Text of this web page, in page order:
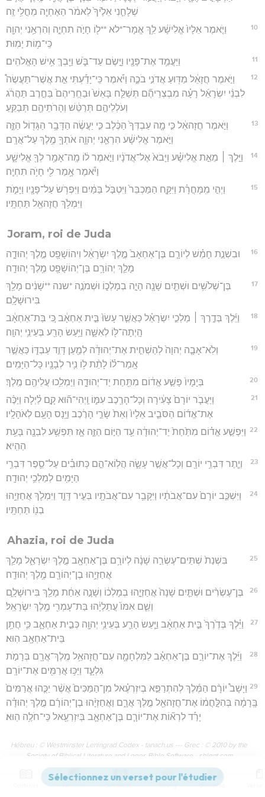
שְׁלָחַ֤נִי אֵלֶ֙יךָ֙ לֵאמֹ֔ר הַאֶחְיֶ֖ה מֵחֳלִ֥י זֶֽה׃
10
וַיֹּ֤אמֶר אֵלָיו֙ אֱלִישָׁ֔ע לֵ֥ךְ אֱמָר־*לא **ל֖וֹ חָיֹ֣ה תִחְיֶ֑ה וְהִרְאַ֥נִי יְהוָ֖ה
כִּֽי־מ֥וֹת יָמֽוּת׃
11 וַיַּעֲמֵ֥ד אֶת־פָּנָ֖יו וַיָּ֣שֶׂם עַד־בֹּ֑שׁ וַיֵּ֖בְךְּ אִ֥ישׁ הָאֱלֹהִֽים׃
12
וַיֹּ֣אמֶר חֲזָאֵ֔ל מַדּ֖וּעַ אֲדֹנִ֣י בֹכֶ֑ה וַיֹּ֡אמֶר כִּֽי־יָדַ֡עְתִּי אֵ֣ת אֲשֶׁר־תַּעֲשֶׂה֩
לִבְנֵ֨י יִשְׂרָאֵ֜ל רָעָ֗ה מִבְצְרֵיהֶ֞ם תְּשַׁלַּ֤ח בָּאֵשׁ֙ וּבַחֻֽרֵיהֶם֙ בַּחֶ֣רֶב תַּהֲרֹ֔ג
וְעֹלְלֵיהֶ֣ם תְּרַטֵּ֔שׁ וְהָרֹתֵיהֶ֖ם תְּבַקֵּֽעַ׃
13
וַיֹּ֣אמֶר חֲזָהאֵ֔ל כִּ֣י מָ֤ה עַבְדְּךָ֙ הַכֶּ֔לֶב כִּ֣י יַעֲשֶׂ֔ה הַדָּבָ֥ר הַגָּד֖וֹל הַזֶּ֑ה
וַיֹּ֣אמֶר אֱלִישָׁ֔ע הִרְאַ֧נִי יְהוָ֛ה אֹתְךָ֖ מֶ֥לֶךְ עַל־אֲרָֽם׃
14
וַיֵּ֣לֶךְ ׀ מֵאֵ֣ת אֱלִישָׁ֗ע וַיָּבֹא֙ אֶל־אֲדֹנָ֔יו וַיֹּ֣אמֶר ל֔וֹ מָֽה־אָמַ֥ר לְךָ֖ אֱלִישָׁ֑ע
וַיֹּ֕אמֶר אָ֥מַר לִ֖י חָיֹ֥ה תִחְיֶֽה׃
15
וַיְהִ֣י מִֽמָּחֳרָ֗ת וַיִּקַּ֤ח הַמַּכְבֵּר֙ וַיִּטְבֹּ֣ל בַּמַּ֔יִם וַיִּפְרֹ֥שׂ עַל־פָּנָ֖יו וַיָּמֹ֑ת
וַיִּמְלֹ֥ךְ חֲזָהאֵ֖ל תַּחְתָּֽיו׃
Joram, roi de Juda
16
וּבִשְׁנַ֣ת חָמֵ֗שׁ לְיוֹרָ֤ם בֶּן־אַחְאָב֙ מֶ֣לֶךְ יִשְׂרָאֵ֔ל וִיהוֹשָׁפָ֖ט מֶ֣לֶךְ יְהוּדָ֑ה
מָלַ֛ךְ יְהוֹרָ֥ם בֶּן־יְהוֹשָׁפָ֖ט מֶ֥לֶךְ יְהוּדָֽה׃
17
בֶּן־שְׁלֹשִׁ֥ים וּשְׁתַּ֛יִם שָׁנָ֖ה הָיָ֣ה בְמָלְכ֑וֹ וּשְׁמֹנֶ֣ה *שנה **שָׁנִ֔ים מָלַ֖ךְ
בִּירוּשָׁלִָֽם׃
18
וַיֵּ֜לֶךְ בְּדֶ֣רֶךְ ׀ מַלְכֵ֣י יִשְׂרָאֵ֗ל כַּאֲשֶׁ֤ר עָשׂוּ֙ בֵּ֣ית אַחְאָ֔ב כִּ֚י בַּת־אַחְאָ֔ב
הָֽיְתָה־לּ֖וֹ לְאִשָּׁ֑ה וַיַּ֥עַשׂ הָרַ֖ע בְּעֵינֵ֥י יְהוָֽה׃
19
וְלֹֽא־אָבָ֤ה יְהוָה֙ לְהַשְׁחִ֣ית אֶת־יְהוּדָ֔ה לְמַ֖עַן דָּוִ֣ד עַבְדּ֑וֹ כַּאֲשֶׁ֣ר
אָֽמַר־ל֗וֹ לָתֵ֨ת ל֥וֹ נִ֛יר לְבָנָ֖יו כָּל־הַיָּמִֽים׃
20 בְּיָמָיו֙ פָּשַׁ֣ע אֱד֔וֹם מִתַּ֖חַת יַד־יְהוּדָ֑ה וַיַּמְלִ֥כוּ עֲלֵיהֶ֖ם מֶֽלֶךְ׃
21
וַיַּעֲבֹ֤ר יוֹרָם֙ צָעִ֔ירָה וְכָל־הָרֶ֖כֶב עִמּ֑וֹ וַֽיְהִי־ה֞וּא קָ֣ם לַ֗יְלָה וַיַּכֶּ֨ה
אֶת־אֱד֜וֹם הַסֹּבֵ֤יב אֵלָיו֙ וְאֵת֙ שָׂרֵ֣י הָרֶ֔כֶב וַיָּ֥נָס הָעָ֖ם לְאֹהָלָֽיו׃
22
וַיִּפְשַׁ֣ע אֱד֗וֹם מִתַּ֙חַת֙ יַד־יְהוּדָ֔ה עַ֖ד הַיּ֣וֹם הַזֶּ֑ה אָ֛ז תִּפְשַׁ֥ע לִבְנָ֖ה בָּעֵ֥ת
הַהִֽיא׃
23
וְיֶ֛תֶר דִּבְרֵ֥י יוֹרָ֖ם וְכָל־אֲשֶׁ֣ר עָשָׂ֑ה הֲלֽוֹא־הֵ֣ם כְּתוּבִ֗ים עַל־סֵ֛פֶר דִּבְרֵ֥י
הַיָּמִ֖ים לְמַלְכֵ֥י יְהוּדָֽה׃
24
וַיִּשְׁכַּ֤ב יוֹרָם֙ עִם־אֲבֹתָ֔יו וַיִּקָּבֵ֥ר עִם־אֲבֹתָ֖יו בְּעִ֣יר דָּוִ֑ד וַיִּמְלֹ֛ךְ אֲחַזְיָ֥הוּ
בְנ֖וֹ תַּחְתָּֽיו׃
Ahazia, roi de Juda
25
בִּשְׁנַת֙ שְׁתֵּים־עֶשְׂרֵ֣ה שָׁנָ֔ה לְיוֹרָ֥ם בֶּן־אַחְאָ֖ב מֶ֣לֶךְ יִשְׂרָאֵ֑ל מָלַ֛ךְ
אֲחַזְיָ֥הוּ בֶן־יְהוֹרָ֖ם מֶ֥לֶךְ יְהוּדָֽה׃
26
בֶּן־עֶשְׂרִ֨ים וּשְׁתַּ֤יִם שָׁנָה֙ אֲחַזְיָ֣הוּ בְמָלְכ֔וֹ וְשָׁנָ֣ה אַחַ֔ת מָלַ֖ךְ בִּירוּשָׁלִָ֑ם
וְשֵׁ֤ם אִמּוֹ֙ עֲתַלְיָ֔הוּ בַּת־עָמְרִ֖י מֶ֥לֶךְ יִשְׂרָאֵֽל׃
27
וַיֵּ֗לֶךְ בְּדֶ֙רֶךְ֙ בֵּ֣ית אַחְאָ֔ב וַיַּ֧עַשׂ הָרַ֛ע בְּעֵינֵ֥י יְהוָ֖ה כְּבֵ֣ית אַחְאָ֑ב כִּ֛י חֲתַ֥ן
בֵּית־אַחְאָ֖ב הֽוּא׃
28
וַיֵּ֜לֶךְ אֶת־יוֹרָ֣ם בֶּן־אַחְאָ֗ב לַמִּלְחָמָ֛ה עִם־חֲזָהאֵ֥ל מֶֽלֶךְ־אֲרָ֖ם בְּרָמֹ֣ת
גִּלְעָ֑ד וַיַּכּ֥וּ אֲרַמִּ֖ים אֶת־יוֹרָֽם׃
29 וַיָּשָׁב֩ יוֹרָ֨ם הַמֶּ֜לֶךְ לְהִתְרַפֵּ֣א בְיִזְרְעֶ֗אל מִן־הַמַּכִּים֙ אֲשֶׁ֨ר יַכֻּ֤הוּ אֲרַמִּים֙
בָּֽרָמָ֔ה בְּהִלָּ֣חֲמ֔וֹ אֶת־חֲזָהאֵ֖ל מֶ֣לֶךְ אֲרָ֑ם וַאֲחַזְיָ֨הוּ בֶן־יְהוֹרָ֜ם מֶ֣לֶךְ יְהוּדָ֗ה
יָרַ֡ד לִרְא֞וֹת אֶת־יוֹרָ֧ם בֶּן־אַחְאָ֛ב בְּיִזְרְעֶ֖אל כִּֽי־חֹלֶ֥ה הֽוּא׃
Hébreu : © Westminster Leningrad Codex - tanach.us --- Grec : © 2010 by the
Society of Biblical Literature and Logos Bible Software - sblgnt.com
Versions Commentaires Strong